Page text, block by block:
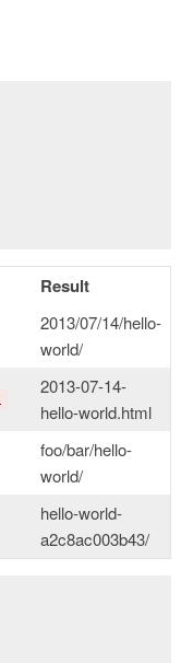
Result
2013/07/14/hello-
world/
2013-07-14-
hello-world.html
foo/bar/hello-
world/
hello-world-
a2c8ac003b43/